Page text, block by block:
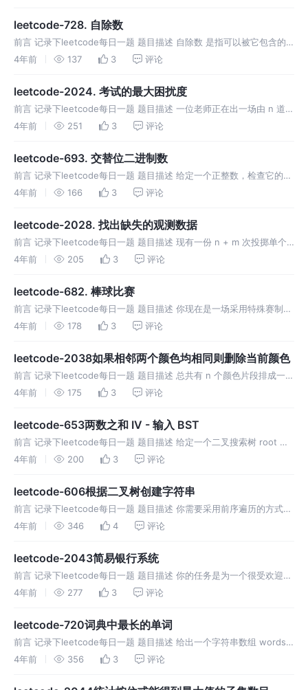
leetcode-728. 自除数
前言 记录下leetcode每日一题 题目描述 自除数 是指可以被它包含的
每一位数整除的数。 例如，128 是一个 自除数 ，因为 128 % 1 ==
4年前 137 3 评论
leetcode-2024. 考试的最大困扰度
前言 记录下leetcode每日一题 题目描述 一位老师正在出一场由 n 道判
断题构成的考试，每道题的答案为 true （用 'T' 表示）或者 false （用
4年前 251 3 评论
leetcode-693. 交替位二进制数
前言 记录下leetcode每日一题 题目描述 给定一个正整数，检查它的二
进制表示是否总是 0、1 交替出现：换句话说，就是二进制表示中相邻
4年前 166 3 评论
leetcode-2028. 找出缺失的观测数据
前言 记录下leetcode每日一题 题目描述 现有一份 n + m 次投掷单个
六面 骰子的观测数据，骰子的每个面从 1 到 6 编号。观测数据中缺失
4年前 205 3 评论
leetcode-682. 棒球比赛
前言 记录下leetcode每日一题 题目描述 你现在是一场采用特殊赛制棒
球比赛的记录员。这场比赛由若干回合组成，过去几回合的得分可能会
4年前 178 3 评论
leetcode-2038如果相邻两个颜色均相同则删除当前颜色
前言 记录下leetcode每日一题 题目描述 总共有 n 个颜色片段排成一
列，每个颜色片段要么是 'A' 要么是 'B' 。给你一个长度为 n 的字符
4年前 175 3 评论
leetcode-653两数之和 IV - 输入 BST
前言 记录下leetcode每日一题 题目描述 给定一个二叉搜索树 root 和
一个目标结果 k，如果 BST 中存在两个元素且它们的和等于给定的目标
4年前 200 3 评论
leetcode-606根据二叉树创建字符串
前言 记录下leetcode每日一题 题目描述 你需要采用前序遍历的方式，
将一个二叉树转换成一个由括号和整数组成的字符串。 空节点则用一对
4年前 346 4 评论
leetcode-2043简易银行系统
前言 记录下leetcode每日一题 题目描述 你的任务是为一个很受欢迎的
银行设计一款程序，以自动化执行所有传入的交易（转账，存款和取
4年前 277 3 评论
leetcode-720词典中最长的单词
前言 记录下leetcode每日一题 题目描述 给出一个字符串数组 words
组成的一本英语词典。返回 words 中最长的一个单词，该单词是
4年前 356 3 评论